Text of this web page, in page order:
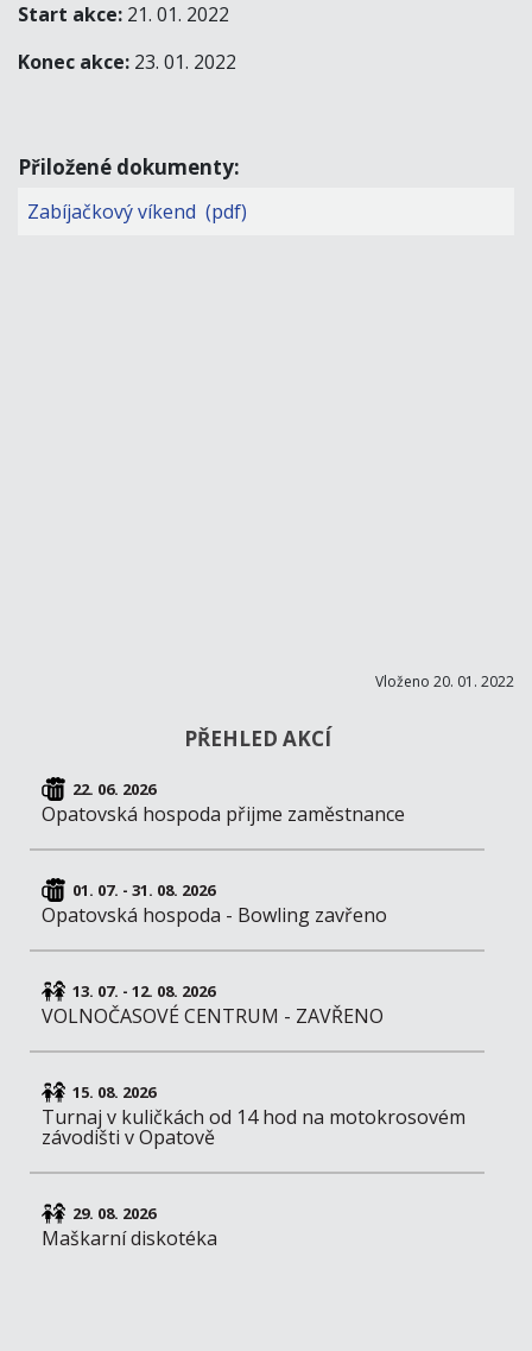
Start akce: 21. 01. 2022
Konec akce: 23. 01. 2022
Přiložené dokumenty:
Zabíjačkový víkend (pdf)
Vloženo 20. 01. 2022
PŘEHLED AKCÍ
22. 06. 2026
Opatovská hospoda přijme zaměstnance
01. 07. - 31. 08. 2026
Opatovská hospoda - Bowling zavřeno
13. 07. - 12. 08. 2026
VOLNOČASOVÉ CENTRUM - ZAVŘENO
15. 08. 2026
Turnaj v kuličkách od 14 hod na motokrosovém
závodišti v Opatově
29. 08. 2026
Maškarní diskotéka